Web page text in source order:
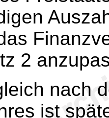
2
nach
ist